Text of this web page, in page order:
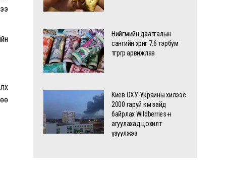
Нийгмийн даатгалын
сангийн хөрөнгө 7.6 тэрбум
төгрөгөөр арвижлаа
Киев ОХУ-Украины хилээс
2000 гаруй км зайд
байрлах Wildberries-н
агуулахад цохилт
үзүүлжээ